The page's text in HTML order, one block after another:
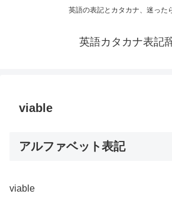
英語の表記とカタカナ、迷った
英語カタカナ表記
viable
アルファベット表記
viable